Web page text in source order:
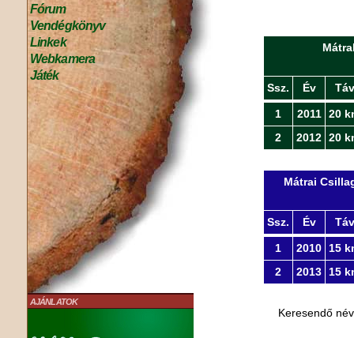
Fórum
Vendégkönyv
Linkek
Webkamera
Játék
AJÁNLATOK
Ssz. Év Táv
1 2011 20
2
2012 20
Mátrai
Ssz. Év Táv
1 2010
15
2
2013 15
Keresendő